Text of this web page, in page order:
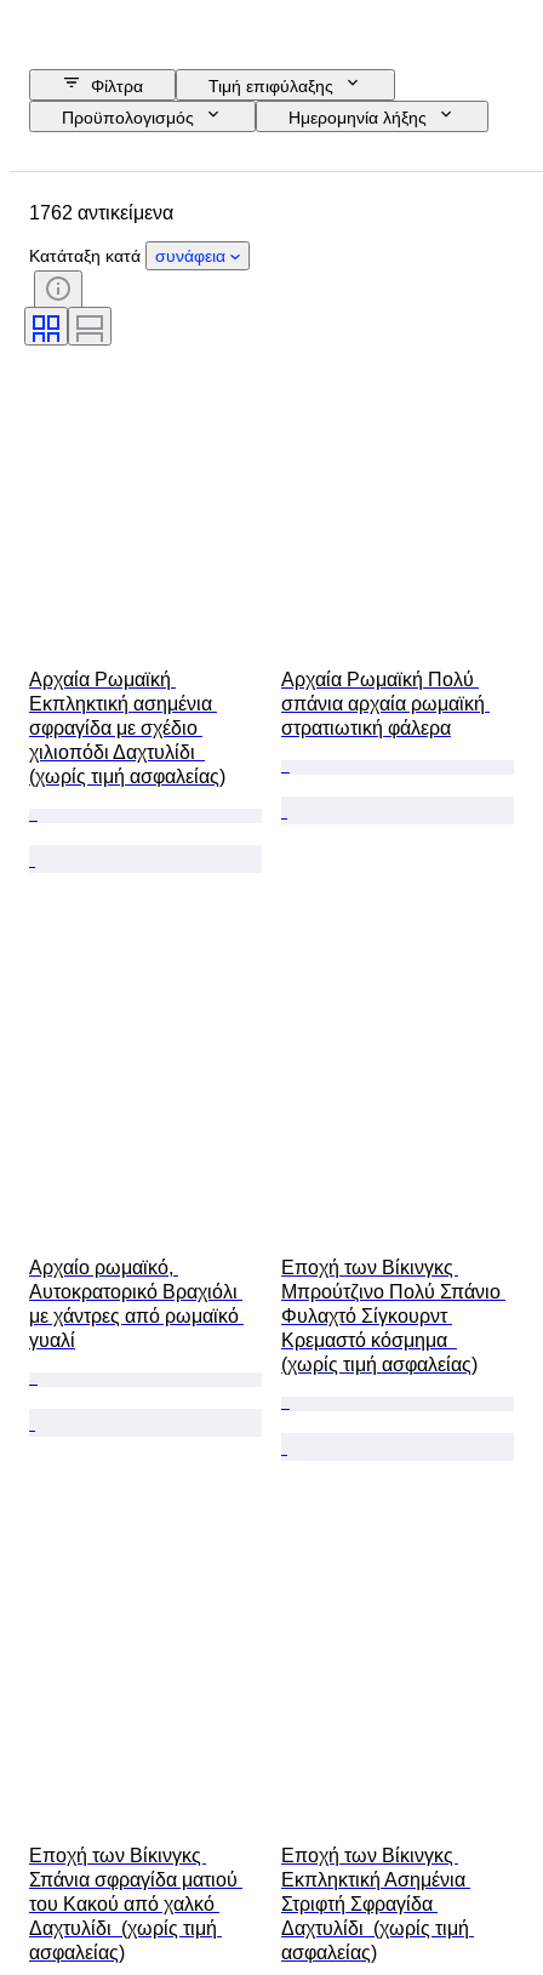
Φίλτρα
Τιμή επιφύλαξης
Προϋπολογισμός
Ημερομηνία λήξης
Country of origin
Κατάσταση
Πιστοποίηση
Υπογραφή
Καλλιτέχνης
1762 αντικείμενα
Κατάταξη κατά συνάφεια
Αρχαία Ρωμαϊκή
Εκπληκτική ασημένια
σφραγίδα με σχέδιο
χιλιοπόδι Δαχτυλίδι
(χωρίς τιμή ασφαλείας)
Αρχαία Ρωμαϊκή Πολύ
σπάνια αρχαία ρωμαϊκή
στρατιωτική φάλερα
Αρχαίο ρωμαϊκό,
Αυτοκρατορικό Βραχιόλι
με χάντρες από ρωμαϊκό
γυαλί
Εποχή των Βίκινγκς
Μπρούτζινο Πολύ Σπάνιο
Φυλαχτό Σίγκουρντ
Κρεμαστό κόσμημα
(χωρίς τιμή ασφαλείας)
Εποχή των Βίκινγκς
Σπάνια σφραγίδα ματιού
του Κακού από χαλκό
Δαχτυλίδι  (χωρίς τιμή
ασφαλείας)
Εποχή των Βίκινγκς
Εκπληκτική Ασημένια
Στριφτή Σφραγίδα
Δαχτυλίδι  (χωρίς τιμή
ασφαλείας)